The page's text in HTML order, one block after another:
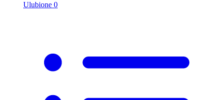
Ulubione 0